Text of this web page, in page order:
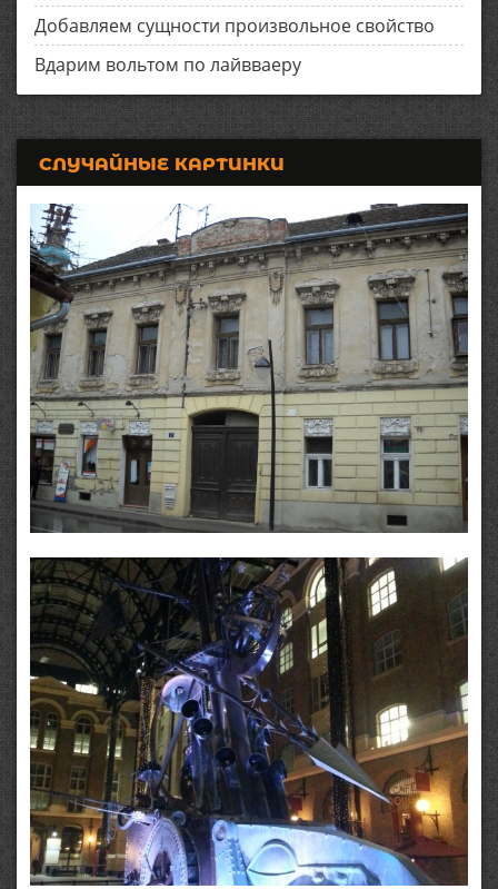
Добавляем сущности произвольное свойство
Вдарим вольтом по лайвваеру
СЛУЧАЙНЫЕ КАРТИНКИ